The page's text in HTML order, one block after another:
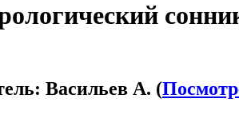
Васильев А. (